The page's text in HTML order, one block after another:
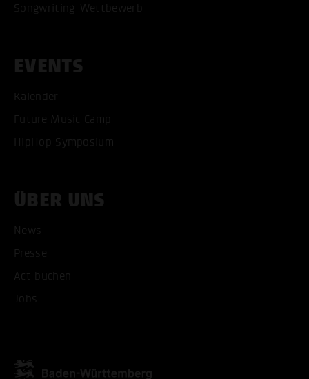
Songwriting-Wettbewerb
EVENTS
Kalender
Future Music Camp
HipHop Symposium
ÜBER UNS
News
Presse
Act buchen
Jobs